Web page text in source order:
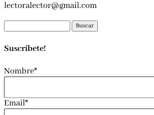
lectoralector@gmail.com
Suscríbete!
Nombre*
Email*